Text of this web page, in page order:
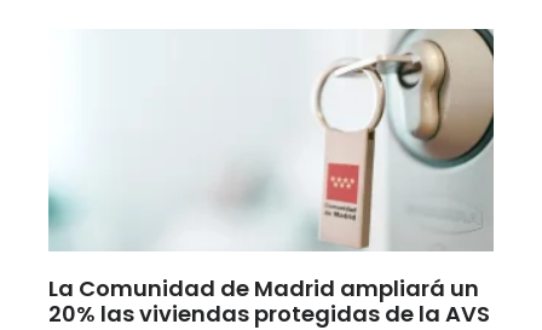
La Comunidad de Madrid ampliará un
20% las viviendas protegidas de la AVS